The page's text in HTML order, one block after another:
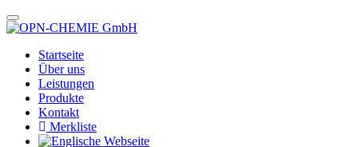
Startseite
Über uns
Leistungen
Produkte
Kontakt
Merkliste